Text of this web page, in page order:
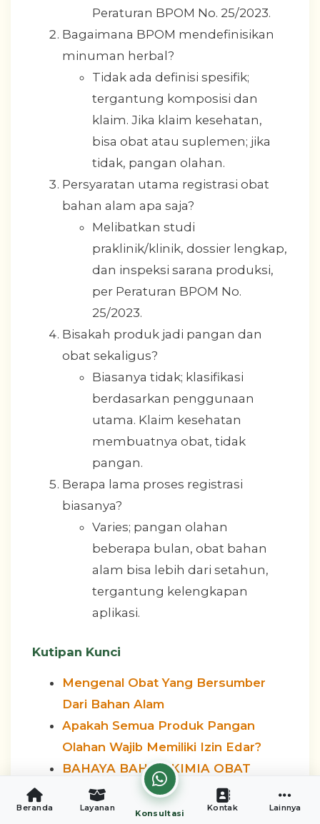
Peraturan BPOM No. 25/2023.
Bagaimana BPOM mendefinisikan
minuman herbal?
Tidak ada definisi spesifik;
tergantung komposisi dan
klaim. Jika klaim kesehatan,
bisa obat atau suplemen; jika
tidak, pangan olahan.
Persyaratan utama registrasi obat
bahan alam apa saja?
Melibatkan studi
praklinik/klinik, dossier lengkap,
dan inspeksi sarana produksi,
per Peraturan BPOM No.
25/2023.
Bisakah produk jadi pangan dan
obat sekaligus?
Biasanya tidak; klasifikasi
berdasarkan penggunaan
utama. Klaim kesehatan
membuatnya obat, tidak
pangan.
Berapa lama proses registrasi
biasanya?
Varies; pangan olahan
beberapa bulan, obat bahan
alam bisa lebih dari setahun,
tergantung kelengkapan
aplikasi.
Kutipan Kunci
Mengenal Obat Yang Bersumber
Dari Bahan Alam
Apakah Semua Produk Pangan
Olahan Wajib Memiliki Izin Edar?
BAHAYA BAHAN KIMIA OBAT
(BKO) YANG DIBUBUHKAN
KEDALAM OBAT TRADISIONAL
Beranda Layanan
Konsultasi
Kontak Lainnya